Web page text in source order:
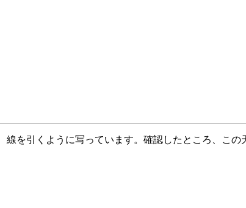
を引くように写っています。確認したところ、この